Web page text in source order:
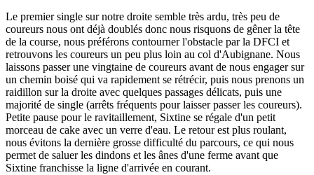
Le premier single sur notre droite semble très ardu, très peu de
coureurs nous ont déjà doublés donc nous risquons de gêner la tête
de la course, nous préférons contourner l'obstacle par la DFCI et
retrouvons les coureurs un peu plus loin au col d'Aubignane. Nous
laissons passer une vingtaine de coureurs avant de nous engager sur
un chemin boisé qui va rapidement se rétrécir, puis nous prenons un
raidillon sur la droite avec quelques passages délicats, puis une
majorité de single (arrêts fréquents pour laisser passer les coureurs).
Petite pause pour le ravitaillement, Sixtine se régale d'un petit
morceau de cake avec un verre d'eau. Le retour est plus roulant,
nous évitons la dernière grosse difficulté du parcours, ce qui nous
permet de saluer les dindons et les ânes d'une ferme avant que
Sixtine franchisse la ligne d'arrivée en courant.